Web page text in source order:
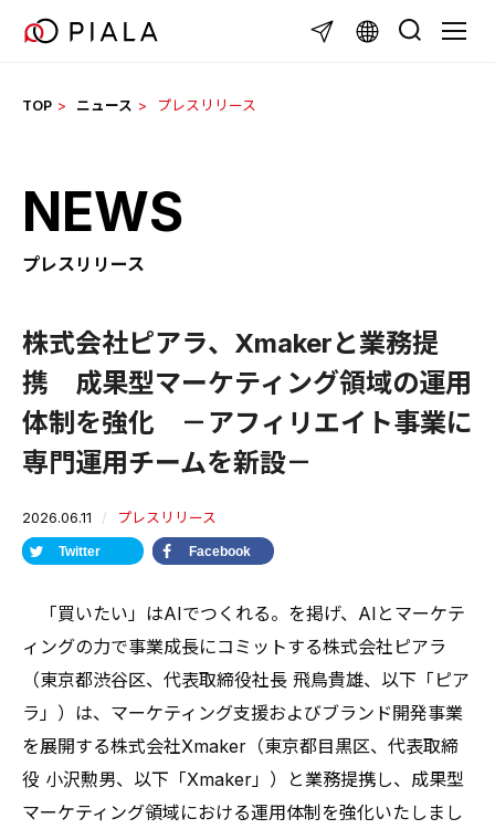
TOP ニュース プレスリリース
NEWS
プレスリリース
株式会社ピアラ、Xmakerと業務提
携 成果型マーケティング領域の運用
体制を強化 －アフィリエイト事業に
専門運用チームを新設－
2026.06.11 プレスリリース
Twitter Facebook
「買いたい」はAIでつくれる。を掲げ、AIとマーケテ
ィングの力で事業成長にコミットする株式会社ピアラ
（東京都渋谷区、代表取締役社長 飛鳥貴雄、以下「ピア
ラ」）は、マーケティング支援およびブランド開発事業
を展開する株式会社Xmaker（東京都目黒区、代表取締
役 小沢勲男、以下「Xmaker」）と業務提携し、成果型
マーケティング領域における運用体制を強化いたしまし